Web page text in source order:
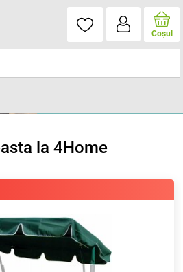
Coşul
la 4Home